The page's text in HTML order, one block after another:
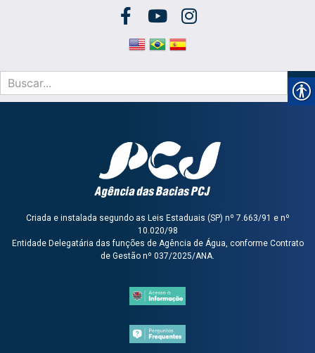
Criada e instalada segundo as Leis Estaduais (SP) nº 7.663/91 e nº
10.020/98
Entidade Delegatária das funções de Agência de Água, conforme Contrato
de Gestão nº 037/2025/ANA.